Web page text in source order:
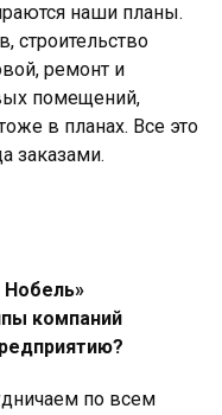
наши планы.
строительство
ремонт и
помещений,
в планах. Все это
заказами.
Нобель»
компаний
по всем